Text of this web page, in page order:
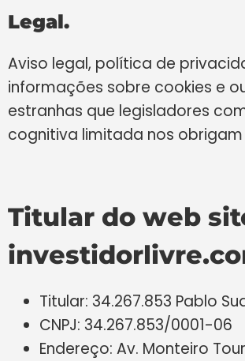
Legal.
Aviso legal, política de
informações sobre cookies e
estranhas que legisladores
cognitiva limitada nos obrigam
Titular do web
Titular: 34.267.853 Pablo
CNPJ: 34.267.853/0001-06
Endereço: Av. Monteiro